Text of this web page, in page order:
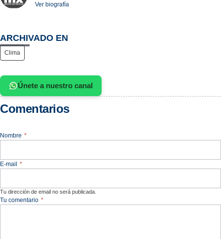
Ver biografía
ARCHIVADO EN
Clima
Únete a nuestro canal
Comentarios
Nombre *
E-mail *
Tu dirección de email no será publicada.
Tu comentario *